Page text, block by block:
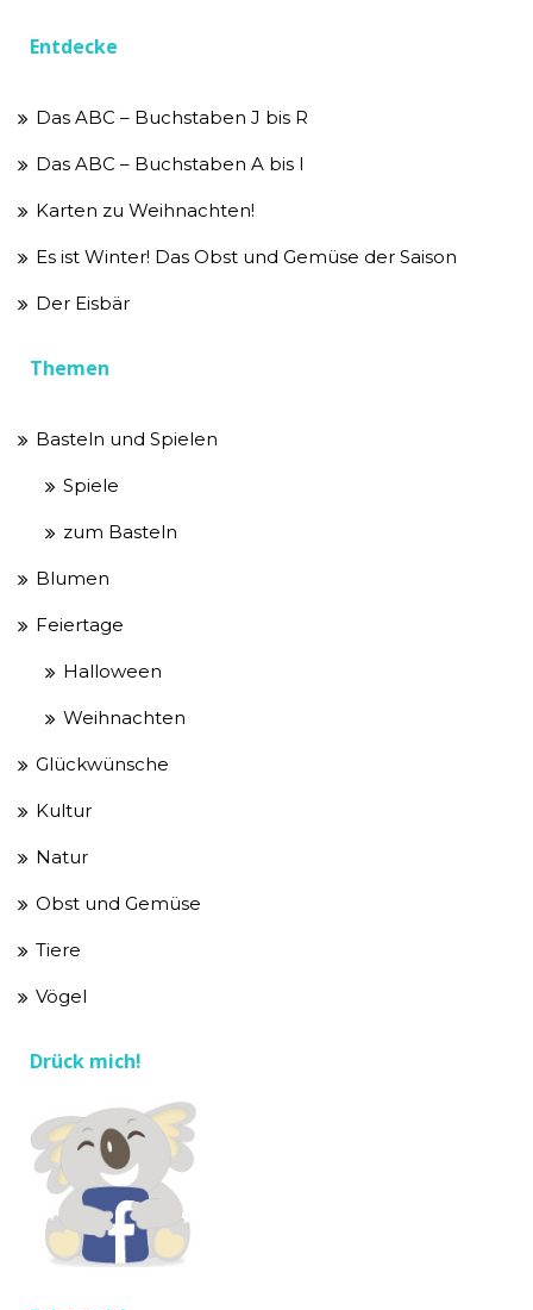
Entdecke
Das ABC – Buchstaben J bis R
Das ABC – Buchstaben A bis I
Karten zu Weihnachten!
Es ist Winter! Das Obst und Gemüse der Saison
Der Eisbär
Themen
Basteln und Spielen
Spiele
zum Basteln
Blumen
Feiertage
Halloween
Weihnachten
Glückwünsche
Kultur
Natur
Obst und Gemüse
Tiere
Vögel
Drück mich!